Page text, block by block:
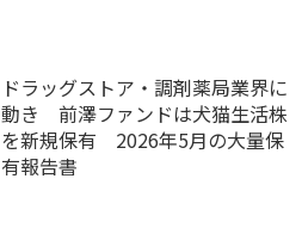
ドラッグストア・調剤薬局業界に
動き 前澤ファンドは犬猫生活株
を新規保有 2026年5月の大量保
有報告書